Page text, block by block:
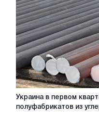
сырья
на
2%
Украина
Украина в первом
полуфабрикатов из